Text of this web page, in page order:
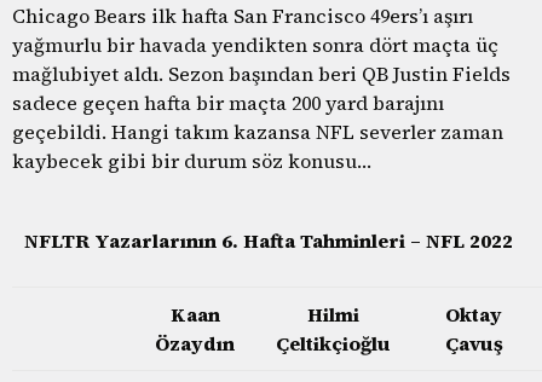
Chicago Bears ilk hafta San Francisco 49ers’ı aşırı
yağmurlu bir havada yendikten sonra dört maçta üç
mağlubiyet aldı. Sezon başından beri QB Justin Fields
sadece geçen hafta bir maçta 200 yard barajını
geçebildi. Hangi takım kazansa NFL severler zaman
kaybecek gibi bir durum söz konusu…
NFLTR Yazarlarının 6. Hafta Tahminleri – NFL 2022
Kaan
Özaydın
Hilmi
Çeltikçioğlu
Oktay
Çavuş